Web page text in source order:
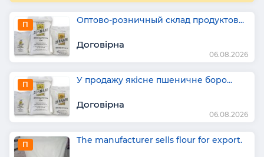
П Оптово-розничный склад продуктов...
Договірна
06.08.2026
П У продажу якісне пшеничне боро...
Договірна
06.08.2026
П The manufacturer sells flour for export.